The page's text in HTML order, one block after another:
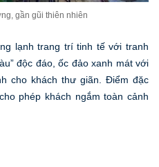
gần gũi thiên nhiên
lạnh trang trí tinh tế với tranh
độc đáo, ốc đảo xanh mát với
cho khách thư giãn. Điểm đặc
phép khách ngắm toàn cảnh